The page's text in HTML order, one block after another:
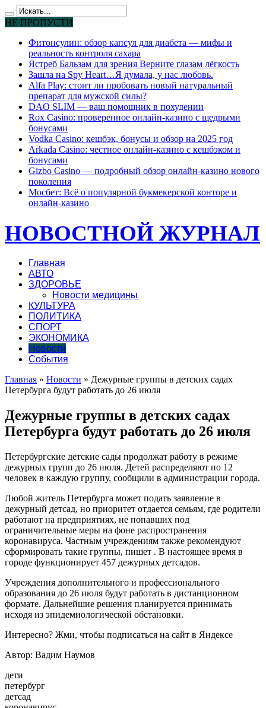
НЕ ПРОПУСТИ
Фитонсулин: обзор капсул для диабета — мифы и
реальность контроля сахара
Ястреб Бальзам для зрения Верните глазам лёгкость
Зашла на Spy Heart…Я думала, у нас любовь.
Alfa Play: стоит ли пробовать новый натуральный
препарат для мужской силы?
DAO SLIM — ваш помощник в похудении
Rox Casino: проверенное онлайн-казино с щедрыми
бонусами
Vodka Casino: кешбэк, бонусы и обзор на 2025 год
Arkada Casino: честное онлайн-казино с кешбэком и
бонусами
Gizbo Casino — подробный обзор онлайн-казино нового
поколения
Мосбет: Всё о популярной букмекерской конторе и
онлайн-казино
НОВОСТНОЙ ЖУРНАЛ
Главная
АВТО
ЗДОРОВЬЕ
Новости медицины
КУЛЬТУРА
ПОЛИТИКА
СПОРТ
ЭКОНОМИКА
Новости
События
Главная » Новости » Дежурные группы в детских садах
Петербурга будут работать до 26 июля
Дежурные группы в детских садах
Петербурга будут работать до 26 июля
Петербургские детские сады продолжат работу в режиме
дежурных групп до 26 июля. Детей распределяют по 12
человек в каждую группу, сообщили в администрации города.
Любой житель Петербурга может подать заявление в
дежурный детсад, но приоритет отдается семьям, где родители
работают на предприятиях, не попавших под
ограничительные меры на фоне распространения
коронавируса. Частным учреждениям также рекомендуют
сформировать такие группы, пишет . В настоящее время в
городе функционирует 457 дежурных детсадов.
Учреждения дополнительного и профессионального
образования до 26 июля будут работать в дистанционном
формате. Дальнейшие решения планируется принимать
исходя из эпидемиологической обстановки.
Интересно? Жми, чтобы подписаться на сайт в Яндексе
Автор: Вадим Наумов
дети
петербург
детсад